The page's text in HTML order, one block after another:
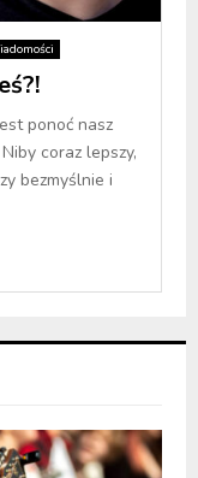
ponoć nasz
coraz lepszy,
bezmyślnie i